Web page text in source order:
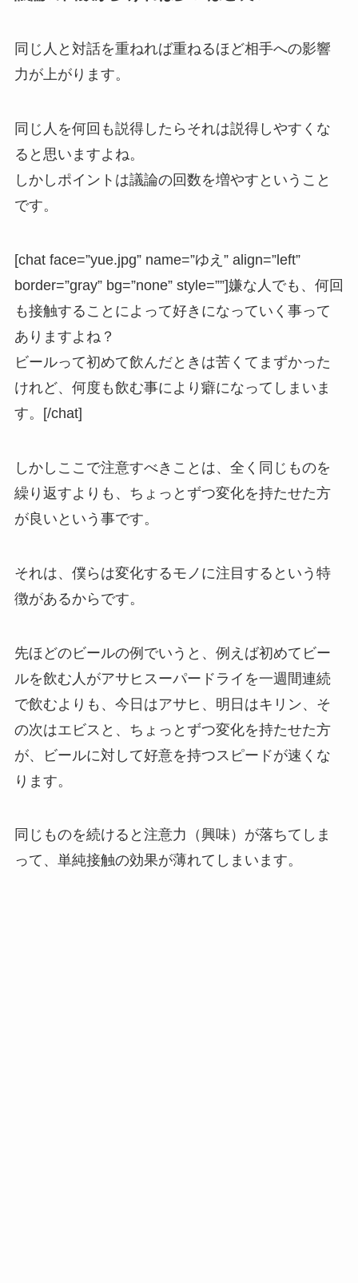
同じ人と対話を重ねれば重ねるほど相手への影響
力が上がります。
同じ人を何回も説得したらそれは説得しやすくな
ると思いますよね。
しかしポイントは議論の回数を増やすということ
です。
[chat face=”yue.jpg” name=”ゆえ” align=”left”
border=”gray” bg=”none” style=””]嫌な人でも、何回
も接触することによって好きになっていく事って
ありますよね？
ビールって初めて飲んだときは苦くてまずかった
けれど、何度も飲む事により癖になってしまいま
す。[/chat]
しかしここで注意すべきことは、全く同じものを
繰り返すよりも、ちょっとずつ変化を持たせた方
が良いという事です。
それは、僕らは変化するモノに注目する という特
徴があるからです。
先ほどのビールの例でいうと、例えば初めてビー
ルを飲む人がアサヒスーパードライを一週間連続
で飲むよりも、今日はアサヒ、明日はキリン、そ
の次はエビスと、ちょっとずつ変化を持たせた方
が、ビールに対して好意を持つスピードが速くな
ります。
同じものを続けると注意力（興味）が落ちてしま
って、単純接触の効果が薄れてしまいます。